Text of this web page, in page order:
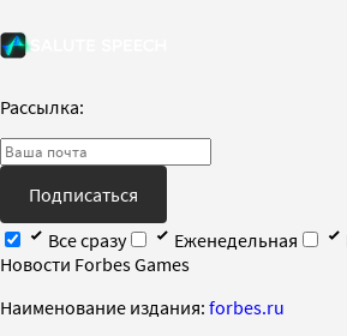
Рассылка:
Подписаться
Все сразу
Еженедельная
Новости Forbes Games
Наименование издания: forbes.ru